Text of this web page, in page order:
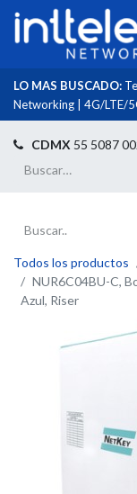
LO MAS BUSCADO:
Networking
4G/LTE/
CDMX 55 5087
Todos los productos
NUR6C04BU-C,
Azul, Riser